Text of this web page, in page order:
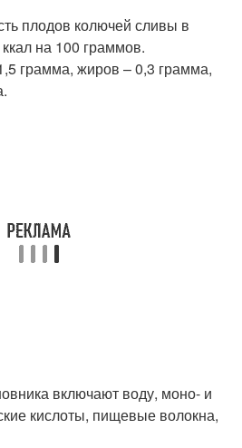
плодов колючей сливы в
на 100 граммов.
грамма, жиров – 0,3 грамма,
включают воду, моно- и
кислоты, пищевые волокна,